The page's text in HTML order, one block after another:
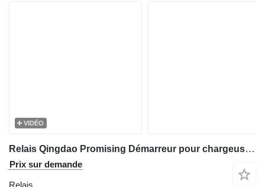
VIDÉO
Relais Qingdao Promising Démarreur pour chargeuse sur pneus 24 V 150 A pour chargeuse sur pneus HZM Wheel Loader, WOLF Wheel Loader, EVERUN Wheel Loader, HYTEC Wheel Loader, HERACLES Wheel Loader, SOCMA Wheel Loader, CASER Wheel Loader, TRANER Wheel Loader, KINGWAY Wheel Loader, FLAND Wheel Loader, BLANCHE Wheel Loader, MACHPRO Skid Steer Loader, ALT Wheel Loader
Prix sur demande
Relais